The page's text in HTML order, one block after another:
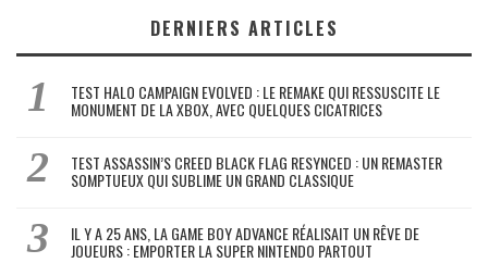
DERNIERS ARTICLES
TEST HALO CAMPAIGN EVOLVED : LE REMAKE QUI RESSUSCITE LE
MONUMENT DE LA XBOX, AVEC QUELQUES CICATRICES
TEST ASSASSIN’S CREED BLACK FLAG RESYNCED : UN REMASTER
SOMPTUEUX QUI SUBLIME UN GRAND CLASSIQUE
IL Y A 25 ANS, LA GAME BOY ADVANCE RÉALISAIT UN RÊVE DE
JOUEURS : EMPORTER LA SUPER NINTENDO PARTOUT